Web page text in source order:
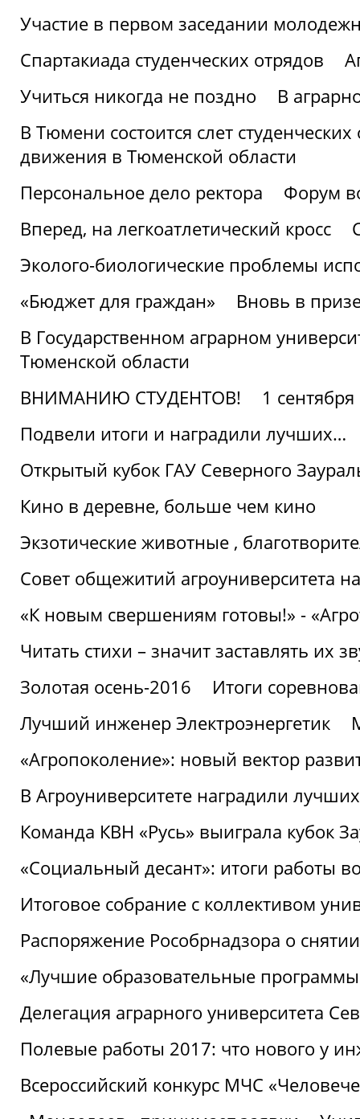
Участие в первом заседании
Спартакиада студенческих отрядов
Учиться никогда не поздно
В
В Тюмени состоится слет
движения в Тюменской области
Персональное дело ректора
Форум
Вперед, на легкоатлетический кросс
Эколого-биологические проблемы
«Бюджет для граждан»
Вновь в
В Государственном аграрном
Тюменской области
ВНИМАНИЮ СТУДЕНТОВ!
1 сентября
Подвели итоги и наградили лучших…
Открытый кубок ГАУ Северного
Кино в деревне, больше чем кино
Экзотические животные ,
Совет общежитий агроуниверситета
«К новым свершениям готовы!» -
Читать стихи – значит заставлять их
Золотая осень-2016
Итоги
Лучший инженер Электроэнергетик
«Агропоколение»: новый вектор
В Агроуниверситете наградили
Команда КВН «Русь» выиграла кубок
«Социальный десант»: итоги работы
Итоговое собрание с коллективом
Распоряжение Рособрнадзора о
«Лучшие образовательные
Делегация аграрного университета
Полевые работы 2017: что нового у
Всероссийский конкурс МЧС